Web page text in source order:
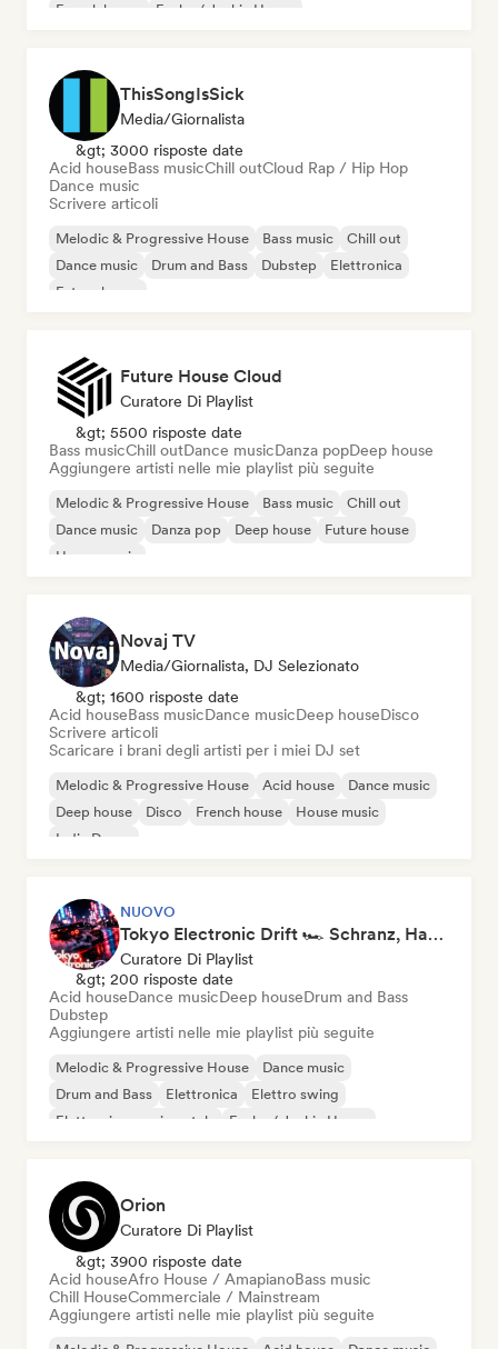
French house
Funky / Jackin House
ThisSongIsSick
Media/Giornalista
&gt; 3000 risposte date
Acid houseBass musicChill outCloud Rap / Hip Hop
Dance music
Scrivere articoli
Melodic & Progressive House Bass music
Chill out
Dance music
Drum and Bass Dubstep
Elettronica
Future house
Future House Cloud
Curatore Di Playlist
&gt; 5500 risposte date
Bass musicChill outDance musicDanza popDeep house
Aggiungere artisti nelle mie playlist più seguite
Melodic & Progressive House Bass music
Chill out
Dance music
Danza pop Deep house
Future house
House music
Novaj TV
Media/Giornalista, DJ Selezionato
&gt; 1600 risposte date
Acid houseBass musicDance musicDeep houseDisco
Scrivere articoli
Scaricare i brani degli artisti per i miei DJ set
Melodic & Progressive House Acid house
Dance music
Deep house
Disco French house
House music
Indie Dance
NUOVO
Tokyo Electronic Drift 🏎️ Schranz, Hard Techno & Anime EDM
Curatore Di Playlist
&gt; 200 risposte date
Acid houseDance musicDeep houseDrum and Bass
Dubstep
Aggiungere artisti nelle mie playlist più seguite
Melodic & Progressive House
Dance music
Drum and Bass
Elettronica
Elettro swing
Elettronica sperimentale
Funky / Jackin House
Orion
Curatore Di Playlist
&gt; 3900 risposte date
Acid houseAfro House / AmapianoBass music
Chill HouseCommerciale / Mainstream
Aggiungere artisti nelle mie playlist più seguite